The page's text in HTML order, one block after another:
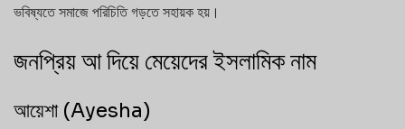
ভবিষ্যতে সমাজে পরিচিতি গড়তে সহায়ক হয়।
জনপ্রিয় আ দিয়ে মেয়েদের ইসলামিক নাম
আয়েশা (Ayesha)